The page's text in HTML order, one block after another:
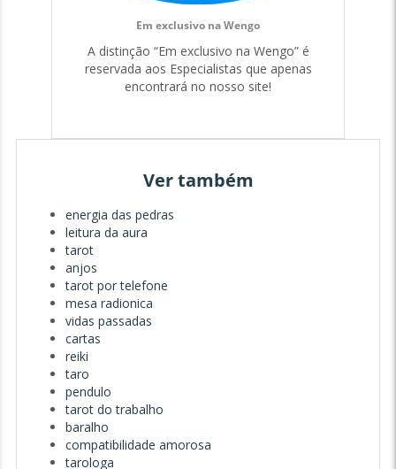
Em exclusivo na Wengo
A distinção “Em exclusivo na Wengo” é
reservada aos Especialistas que apenas
encontrará no nosso site!
Ver também
energia das pedras
leitura da aura
tarot
anjos
tarot por telefone
mesa radionica
vidas passadas
cartas
reiki
taro
pendulo
tarot do trabalho
baralho
compatibilidade amorosa
tarologa